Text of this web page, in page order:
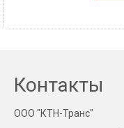
Контакты
ООО "КТН-Транс"